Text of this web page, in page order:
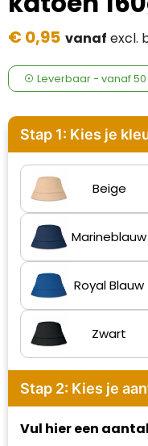
Fresh 'n Rebel
GolfOriginals
James Harvest
Kingcap
Mepal
Moleskine
MyKit
Ocean Bottle
Parker
Waterman
€ 0,95 vanaf excl.
Leverbaar- vanaf50
Stap 1: Kies je
Beige
Marineblauw
Royal Blauw
Zwart
Stap 2: Kies je
Vul hier een